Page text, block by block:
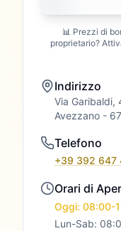
📊 Prezzi di
proprietario?
Indirizzo
Via Garibaldi,
Avezzano -
Telefono
+39 392 647
Orari di
Oggi: 08:00-
Lun-Sab: